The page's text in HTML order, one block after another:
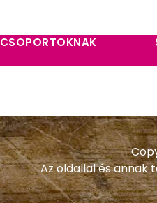
CSOPORTOKNAK
Az oldallal és